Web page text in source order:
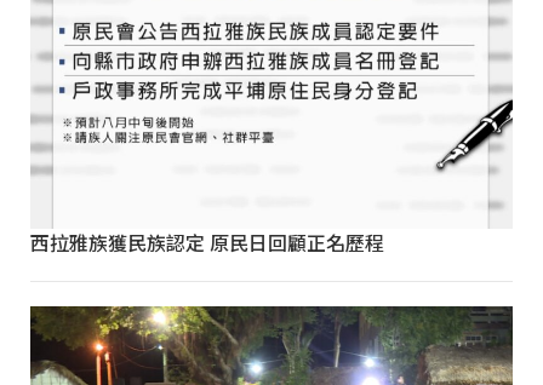
西拉雅族獲民族認定 原民日回顧正名歷程